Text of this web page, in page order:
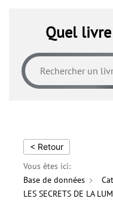
Quel
< Retour
Vous êtes ici:
Base de données
LES SECRETS DE LA